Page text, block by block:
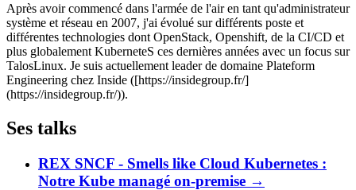
Après avoir commencé dans l'armée de l'air en tant qu'administrateur
système et réseau en 2007, j'ai évolué sur différents poste et
différentes technologies dont OpenStack, Openshift, de la CI/CD et
plus globalement KuberneteS ces dernières années avec un focus sur
TalosLinux. Je suis actuellement leader de domaine Plateform
Engineering chez Inside ([https://insidegroup.fr/]
(https://insidegroup.fr/)).
Ses talks
REX SNCF - Smells like Cloud Kubernetes :
Notre Kube managé on-premise →